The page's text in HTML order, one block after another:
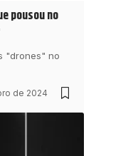
pousou no
"drones" no
de 2024